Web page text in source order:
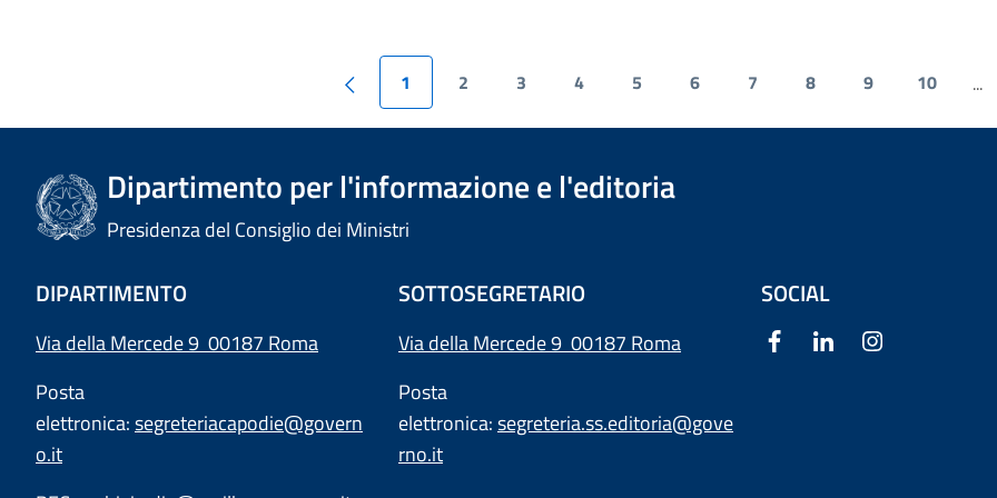
1 2 3 4 5 6 7 8 9 10 ...
Dipartimento per l'informazione e l'editoria
Presidenza del Consiglio dei Ministri
DIPARTIMENTO
Via della Mercede 9 00187 Roma
Posta
elettronica:segreteriacapodie@govern
o.it
SOTTOSEGRETARIO
Via della Mercede 9 00187 Roma
Posta
elettronica:segreteria.ss.editoria@gove
rno.it
SOCIAL